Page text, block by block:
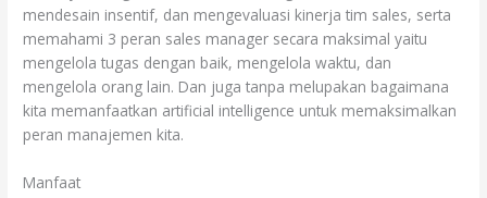
mendesain insentif, dan mengevaluasi kinerja tim sales, serta
memahami 3 peran sales manager secara maksimal yaitu
mengelola tugas dengan baik, mengelola waktu, dan
mengelola orang lain. Dan juga tanpa melupakan bagaimana
kita memanfaatkan artificial intelligence untuk memaksimalkan
peran manajemen kita.
Manfaat